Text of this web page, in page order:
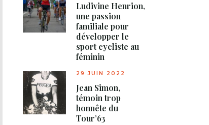
Ludivine Henrion,
une passion
familiale pour
développer le
sport cycliste au
féminin
29 JUIN 2022
Jean Simon,
témoin trop
honnête du
Tour’63